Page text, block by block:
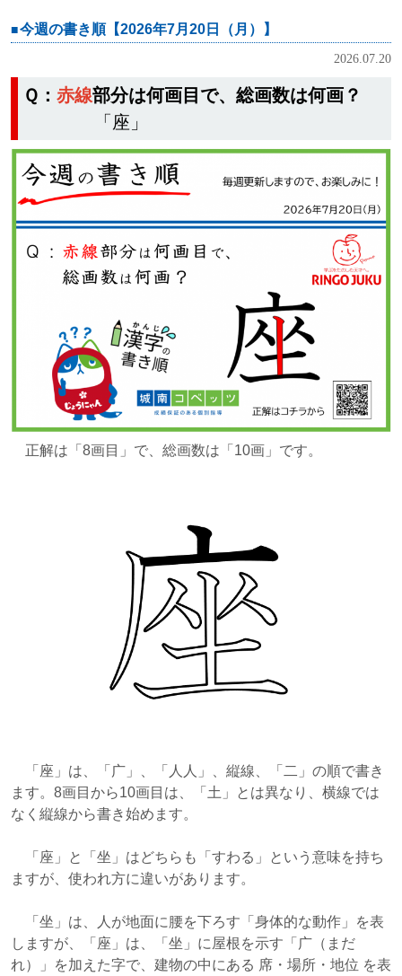
今週の書き順【2026年7月20日（月）】
2026.07.20
Ｑ： 赤線部分は何画目で、総画数は何画？
「座」
正解は「8画目」で、総画数は「10画」です。
「座」は、「广」、「人人」、縦線、「二」の順で書き
ます。8画目から10画目は、「土」とは異なり、横線では
なく縦線から書き始めます。
「座」と「坐」はどちらも「すわる」という意味を持ち
ますが、使われ方に違いがあります。
「坐」は、人が地面に腰を下ろす「身体的な動作」を表
しますが、「座」は、「坐」に屋根を示す「广（まだ
れ）」を加えた字で、建物の中にある 席・場所・地位 を表